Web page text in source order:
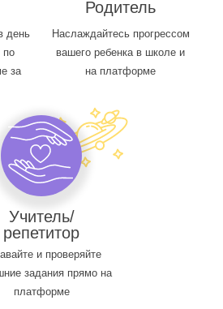
день
по
за
Родитель
Наслаждайтесь прогрессом
вашего ребенка в школе и
на платформе
Учитель/
репетитор
и проверяйте
задания прямо на
платформе